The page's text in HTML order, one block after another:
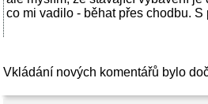
co mi vadilo - běhat přes chodbu.
Vkládání nových komentářů bylo